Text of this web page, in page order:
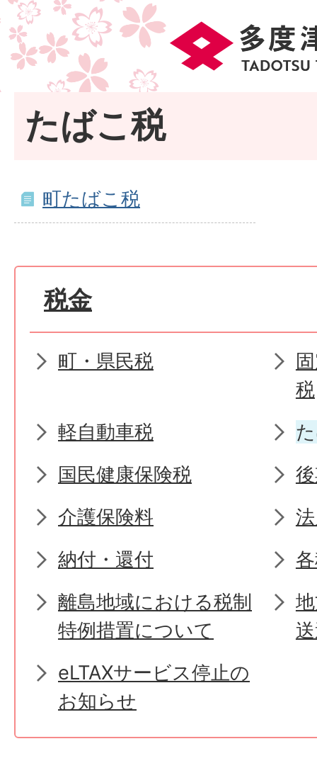
たばこ税
町たばこ税
税金
町・県民税
税
軽自動車税
国民健康保険税
介護保険料
納付・還付
離島地域における税制
特例措置について
eLTAXサービス停止の
お知らせ